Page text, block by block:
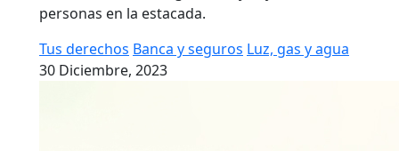
personas en la estacada.
Tus derechos Banca y seguros Luz, gas y agua
30 Diciembre, 2023